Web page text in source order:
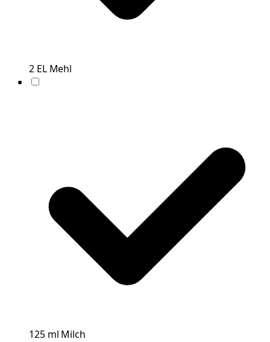
2 EL Mehl
125 ml Milch